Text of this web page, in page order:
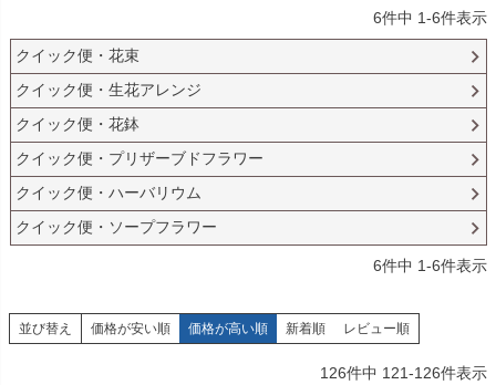
6件中 1-6件表示
クイック便・花束
クイック便・生花アレンジ
クイック便・花鉢
クイック便・プリザーブドフラワー
クイック便・ハーバリウム
クイック便・ソープフラワー
6件中 1-6件表示
並び替え 価格が安い順 価格が高い順 新着順 レビュー順
126件中 121-126件表示